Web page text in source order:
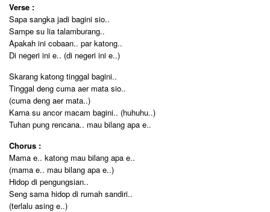
Verse :
Sapa sangka jadi bagini sio..
Sampe su lia talamburang..
Apakah ini cobaan.. par katong..
Di negeri ini e.. (di negeri ini e..)
Skarang katong tinggal bagini..
Tinggal deng cuma aer mata sio..
(cuma deng aer mata..)
Karna su ancor macam bagini.. (huhuhu..)
Tuhan pung rencana.. mau bilang apa e..
Chorus :
Mama e.. katong mau bilang apa e..
(mama e.. mau bilang apa e..)
Hidop di pengungsian..
Seng sama hidop di rumah sandiri..
(terlalu asing e..)